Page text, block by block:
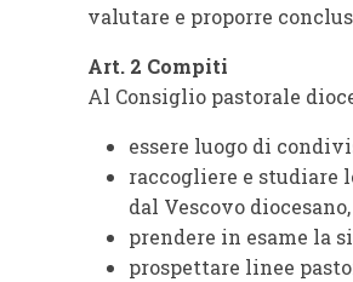
valutare e proporre
Art. 2 Compiti
Al Consiglio pastorale
essere luogo di
raccogliere e studiare
dal Vescovo
prendere in esame la
prospettare linee